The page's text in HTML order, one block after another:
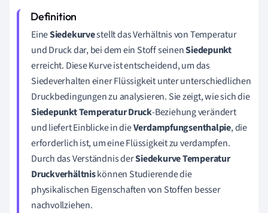
EineSiedekurvestellt das Verhältnis von Temperatur
und Druck dar, bei dem ein Stoff seinenSiedepunkt
erreicht. Diese Kurve ist entscheidend, um das
Siedeverhalten einer Flüssigkeit unter unterschiedlichen
Druckbedingungen zu analysieren. Sie zeigt, wie sich die
Siedepunkt Temperatur Druck-Beziehung verändert
und liefert Einblicke in dieVerdampfungsenthalpie, die
erforderlich ist, um eine Flüssigkeit zu verdampfen.
Durch das Verständnis derSiedekurve Temperatur
Druckverhältniskönnen Studierende die
physikalischen Eigenschaften von Stoffen besser
nachvollziehen.